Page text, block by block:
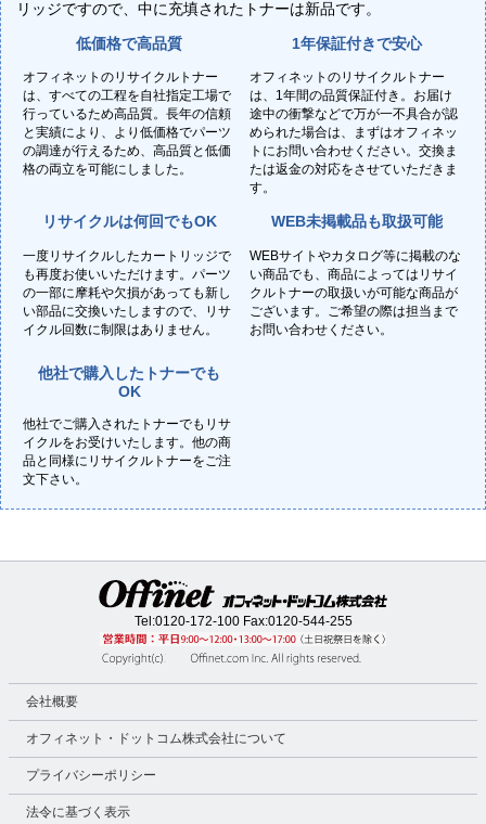
リッジですので、中に充填されたトナーは新品です。
低価格で高品質
オフィネットのリサイクルトナー
は、すべての工程を自社指定工場で
行っているため高品質。長年の信頼
と実績により、より低価格でパーツ
の調達が行えるため、高品質と低価
格の両立を可能にしました。
1年保証付きで安心
オフィネットのリサイクルトナー
は、1年間の品質保証付き。お届け
途中の衝撃などで万が一不具合が認
められた場合は、まずはオフィネッ
トにお問い合わせください。交換ま
たは返金の対応をさせていただきま
す。
リサイクルは何回でもOK
一度リサイクルしたカートリッジで
も再度お使いいただけます。パーツ
の一部に摩耗や欠損があっても新し
い部品に交換いたしますので、リサ
イクル回数に制限はありません。
WEB未掲載品も取扱可能
WEBサイトやカタログ等に掲載のな
い商品でも、商品によってはリサイ
クルトナーの取扱いが可能な商品が
ございます。ご希望の際は担当まで
お問い合わせください。
他社で購入したトナーでも
OK
他社でご購入されたトナーでもリサ
イクルをお受けいたします。他の商
品と同様にリサイクルトナーをご注
文下さい。
Tel:0120-172-100Fax:0120-544-255
会社概要
オフィネット・ドットコム株式会社について
プライバシーポリシー
法令に基づく表示